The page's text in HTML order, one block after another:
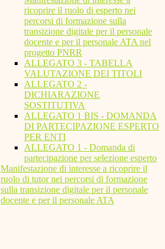
ricoprire il ruolo di esperto nei
percorsi di formazione sulla
transizione digitale per il personale
docente e per il personale ATA nel
progetto PNRR
ALLEGATO 3 - TABELLA
VALUTAZIONE DEI TITOLI
ALLEGATO 2 -
DICHIARAZIONE
SOSTITUTIVA
ALLEGATO 1 BIS - DOMANDA
DI PARTECIPAZIONE ESPERTO
PER ENTI
ALLEGATO 1 - Domanda di
partecipazione per selezione esperto
Manifestazione di interesse a ricoprire il
ruolo di tutor nei percorsi di formazione
sulla transizione digitale per il personale
docente e per il personale ATA